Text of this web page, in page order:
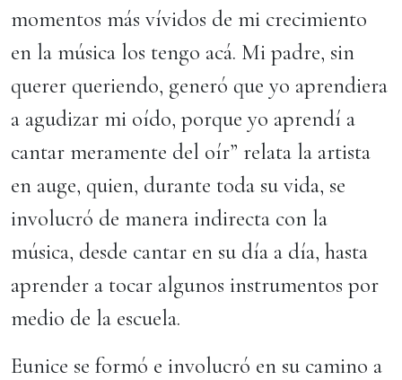
momentos más vívidos de mi crecimiento
en la música los tengo acá. Mi padre, sin
querer queriendo, generó que yo aprendiera
a agudizar mi oído, porque yo aprendí a
cantar meramente del oír” relata la artista
en auge, quien, durante toda su vida, se
involucró de manera indirecta con la
música, desde cantar en su día a día, hasta
aprender a tocar algunos instrumentos por
medio de la escuela.
Eunice se formó e involucró en su camino a